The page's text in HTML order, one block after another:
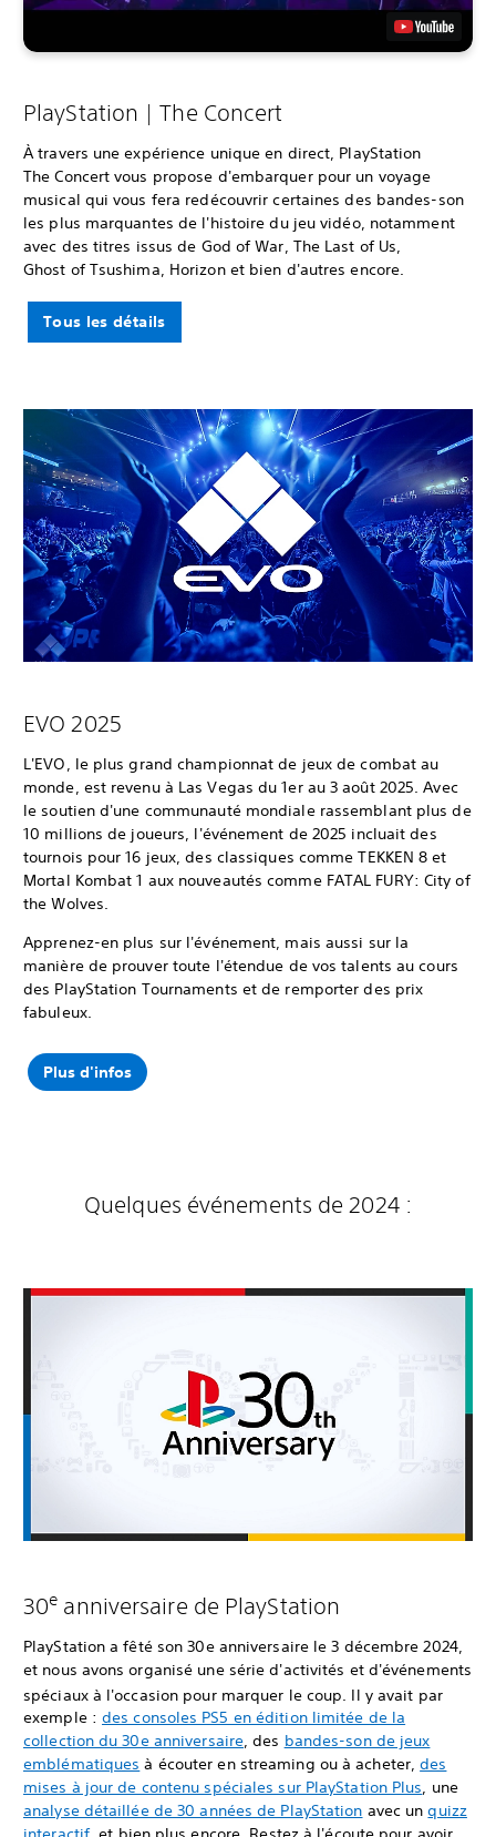
PlayStation | The Concert
À travers une expérience unique en direct, PlayStation
The Concert vous propose d'embarquer pour un voyage
musical qui vous fera redécouvrir certaines des bandes-son
les plus marquantes de l'histoire du jeu vidéo, notamment
avec des titres issus de God of War, The Last of Us,
Ghost of Tsushima, Horizon et bien d'autres encore.
Tous les détails
EVO 2025
L'EVO, le plus grand championnat de jeux de combat au
monde, est revenu à Las Vegas du 1er au 3 août 2025. Avec
le soutien d'une communauté mondiale rassemblant plus de
10 millions de joueurs, l'événement de 2025 incluait des
tournois pour 16 jeux, des classiques comme TEKKEN 8 et
Mortal Kombat 1 aux nouveautés comme FATAL FURY: City of
the Wolves.
Apprenez-en plus sur l'événement, mais aussi sur la
manière de prouver toute l'étendue de vos talents au cours
des PlayStation Tournaments et de remporter des prix
fabuleux.
Plus d'infos
Quelques événements de 2024 :
30e anniversaire de PlayStation
PlayStation a fêté son 30e anniversaire le 3 décembre 2024,
et nous avons organisé une série d'activités et d'événements
spéciaux à l'occasion pour marquer le coup. Il y avait par
exemple : des consoles PS5 en édition limitée de la
collection du 30e anniversaire, des bandes-son de jeux
emblématiques à écouter en streaming ou à acheter,des
mises à jour de contenu spéciales sur PlayStation Plus, une
analyse détaillée de 30 années de PlayStation avec unquizz